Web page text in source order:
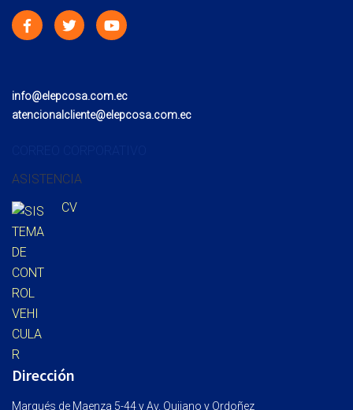
info@elepcosa.com.ec
atencionalcliente@elepcosa.com.ec
ASISTENCIA
CV
Dirección
Marqués de Maenza 5-44 y Av. Quijano y Ordoñez